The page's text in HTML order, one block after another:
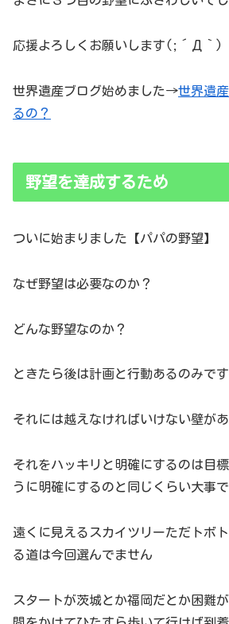
応援よろしくお願いします(;´Д｀)
世界遺産ブログ始めました→世界遺
るの？
野望を達成するため
ついに始まりました【パパの野望】
なぜ野望は必要なのか？
どんな野望なのか？
ときたら後は計画と行動あるのみで
それには越えなければいけない壁が
それをハッキリと明確にするのは目
うに明確にするのと同じくらい大事
遠くに見えるスカイツリーただトボ
る道は今回選んでません
スタートが茨城とか福岡だとか困難